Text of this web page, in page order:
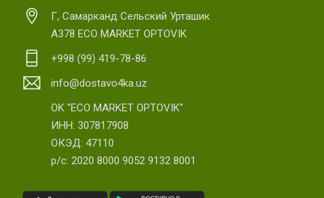
Г, Самарканд Сельский Урташик
А378 ECO MARKET OPTOVIK
+998 (99) 419-78-86
info@dostavo4ka.uz
OK "ECO MARKET OPTOVIK"
ИНН: 307817908
ОКЭД: 47110
р/с: 2020 8000 9052 9132 8001